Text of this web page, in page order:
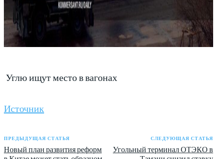
Углю ищут место в вагонах
Источник
ПРЕДЫДУЩАЯ СТАТЬЯ
Новый план развития реформ
СЛЕДУЮЩАЯ СТАТЬЯ
Угольный терминал ОТЭКО в